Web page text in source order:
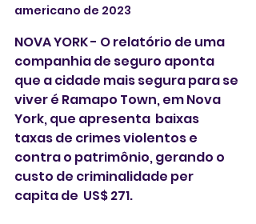
americano de 2023
NOVA YORK - O relatório de uma
companhia de seguro aponta
que a cidade mais segura para se
viver é Ramapo Town, em Nova
York, que apresenta  baixas
taxas de crimes violentos e
contra o patrimônio, gerando o
custo de criminalidade per
capita de  US$ 271.